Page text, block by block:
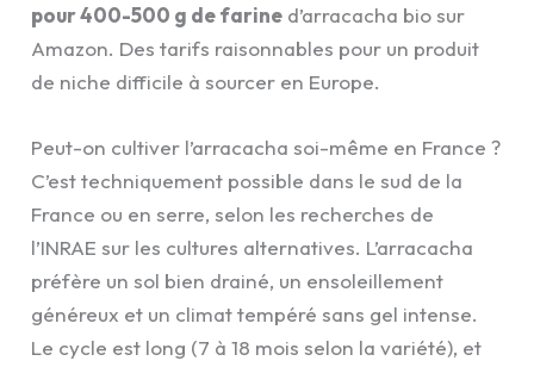
pour 400-500 g de farine d’arracacha bio sur
Amazon. Des tarifs raisonnables pour un produit
de niche difficile à sourcer en Europe.
Peut-on cultiver l’arracacha soi-même en France ?
C’est techniquement possible dans le sud de la
France ou en serre, selon les recherches de
l’INRAE sur les cultures alternatives. L’arracacha
préfère un sol bien drainé, un ensoleillement
généreux et un climat tempéré sans gel intense.
Le cycle est long (7 à 18 mois selon la variété), et